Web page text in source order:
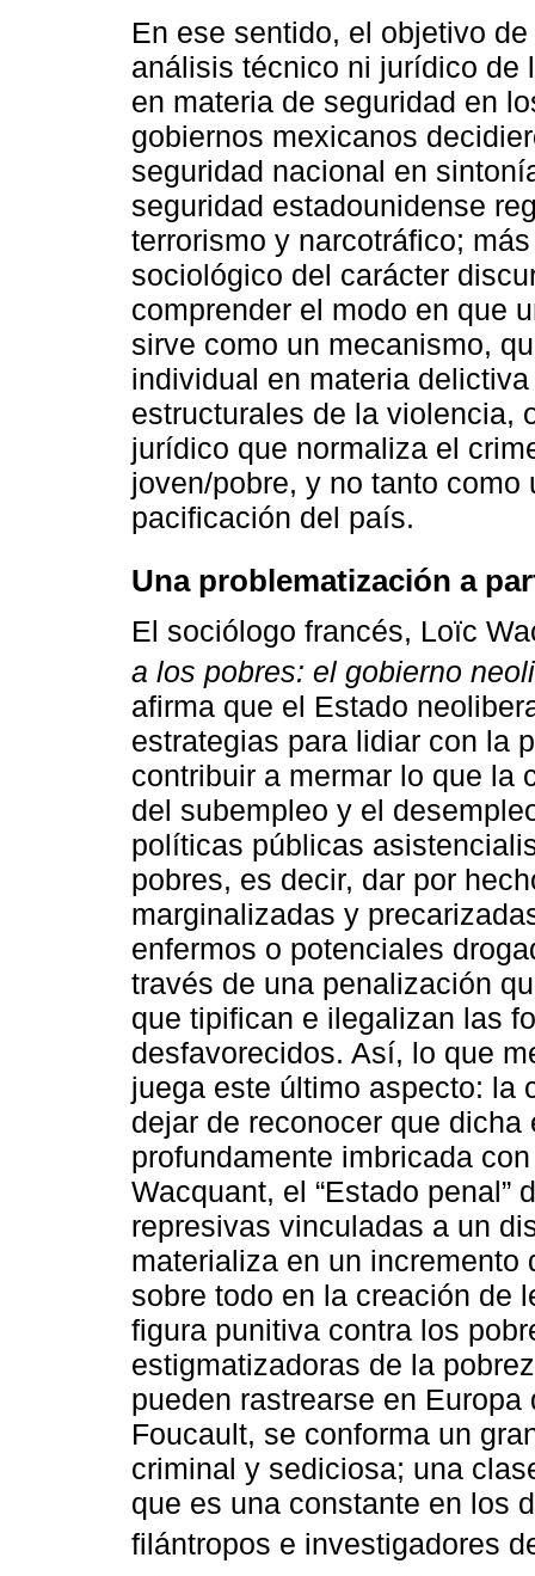
En ese sentido, el objetivo
análisis técnico ni jurídico de
en materia de seguridad en
gobiernos mexicanos
seguridad nacional en
seguridad estadounidense
terrorismo y narcotráfico;
sociológico del carácter
comprender el modo en que
sirve como un mecanismo,
individual en materia
estructurales de la violencia,
jurídico que normaliza el
joven/pobre, y no tanto
pacificación del país.
Una problematización a
El sociólogo francés, Loïc
a los pobres: el gobierno
afirma que el Estado
estrategias para lidiar con la
contribuir a mermar lo que la
del subempleo y el
políticas públicas
pobres, es decir, dar por
marginalizadas y
enfermos o potenciales
través de una penalización
que tipifican e ilegalizan las
desfavorecidos. Así, lo que
juega este último aspecto: la
dejar de reconocer que
profundamente imbricada
Wacquant, el “Estado penal”
represivas vinculadas a un
materializa en un
sobre todo en la creación de
figura punitiva contra los
estigmatizadoras de la
pueden rastrearse en
Foucault, se conforma un
criminal y sediciosa; una
que es una constante en los
filántropos e investigadores